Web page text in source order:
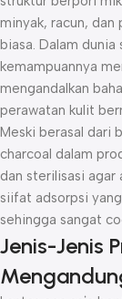
minyak, racun,
biasa. Dalam dunia
kemampuannya
mengandalkan
perawatan kulit
Meski berasal dari
charcoal dalam
dan sterilisasi agar
siifat adsorpsi
sehingga sangat
Jenis-Jenis